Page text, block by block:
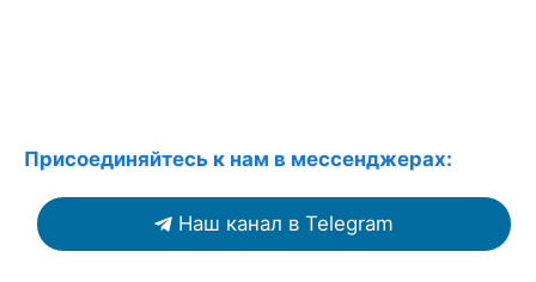
Присоединяйтесь к нам в мессенджерах:
Наш канал в Telegram